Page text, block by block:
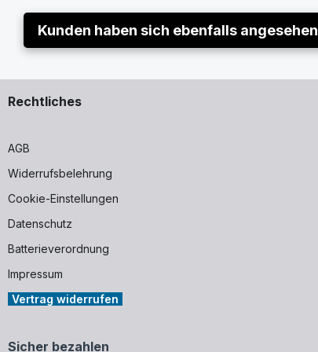
Kunden haben sich ebenfalls angesehen
Rechtliches
AGB
Widerrufsbelehrung
Cookie-Einstellungen
Datenschutz
Batterieverordnung
Impressum
Vertrag widerrufen
Sicher bezahlen